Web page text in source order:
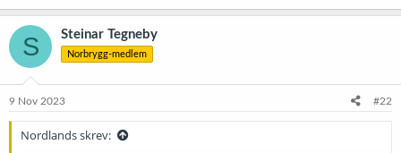
S Steinar Tegneby
Norbrygg-medlem
9 Nov 2023 #22
Nordlands skrev: